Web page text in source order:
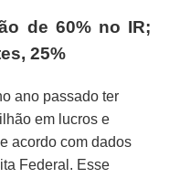
de 60% no IR;
25%
ano passado ter
em lucros e
acordo com dados
Federal. Esse